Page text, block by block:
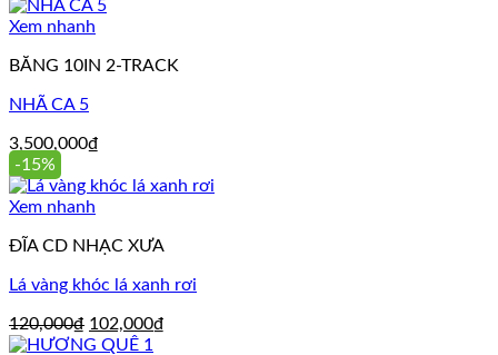
gốc
là:
102,000₫.
Xem nhanh
BĂNG 10IN 2-TRACK
NHÃ CA 5
3,500,000₫
-15%
Xem nhanh
ĐĨA CD NHẠC XƯA
Lá vàng khóc lá xanh rơi
120,000₫ Giá
gốc
102,000₫